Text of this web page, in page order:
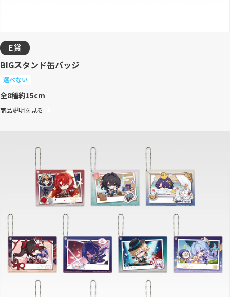
E賞
BIGスタンド缶バッジ
選べない
全8種約15cm
商品説明を見る